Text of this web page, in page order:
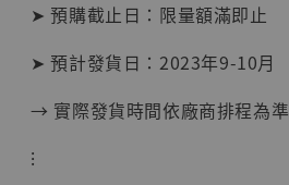
➤ 預購截止日：限量額滿即止
➤ 預計發貨日：2023年9-10月
→ 實際發貨時間依廠商排程為準
⁝